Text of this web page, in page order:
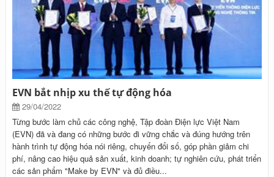
EVN bắt nhịp xu thế tự động hóa
29/04/2022
Từng bước làm chủ các công nghệ, Tập đoàn Điện lực Việt Nam
(EVN) đã và đang có những bước đi vững chắc và đúng hướng trên
hành trình tự động hóa nói riêng, chuyển đổi số, góp phần giảm chi
phí, nâng cao hiệu quả sản xuất, kinh doanh; tự nghiên cứu, phát triển
các sản phẩm "Make by EVN" và đủ điều...